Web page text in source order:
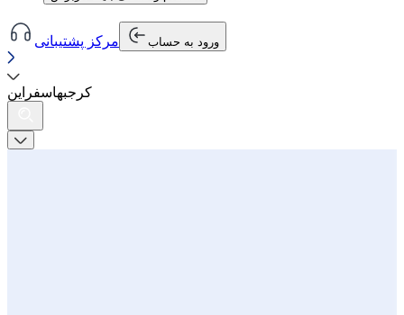
مرکز پشتیبانی ورود به حساب
کرجبهاسفراین